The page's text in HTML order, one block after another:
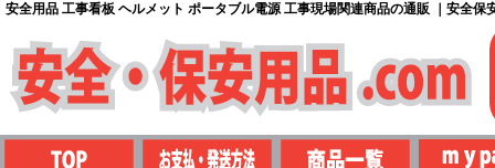
安全用品 工事看板 ヘルメット ポータブル電源 工事現場関連商品の通販 ｜安全保